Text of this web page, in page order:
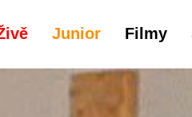
Junior Filmy